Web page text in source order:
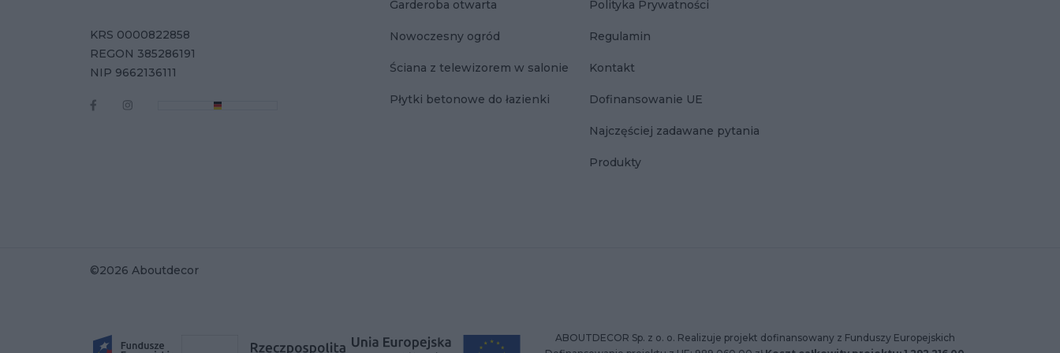
Garderoba otwarta
Nowoczesny ogród
Ściana z telewizorem w salonie
Płytki betonowe do łazienki
Polityka Prywatności
Regulamin
Kontakt
Dofinansowanie UE
Najczęściej zadawane pytania
Produkty
KRS 0000822858
REGON 385286191
NIP 9662136111
©2026 Aboutdecor
ABOUTDECOR Sp. z o. o. Realizuje projekt dofinansowany z Funduszy Europejskich